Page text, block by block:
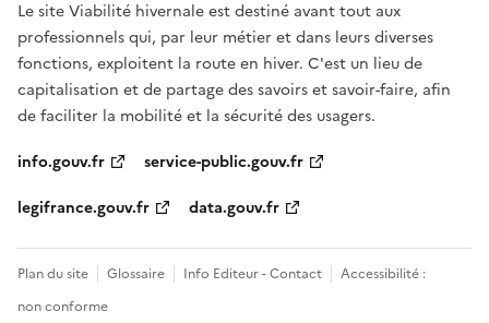
Le site Viabilité hivernale est destiné avant tout aux
professionnels qui, par leur métier et dans leurs diverses
fonctions, exploitent la route en hiver. C'est un lieu de
capitalisation et de partage des savoirs et savoir-faire, afin
de faciliter la mobilité et la sécurité des usagers.
info.gouv.fr
service-public.gouv.fr
legifrance.gouv.fr
data.gouv.fr
Plan du site Glossaire Info Editeur - Contact
Accessibilité :
non conforme